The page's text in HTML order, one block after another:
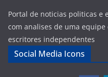
Portal de noticias politicas e
com analises de uma
escritores independentes
Social Media Icons